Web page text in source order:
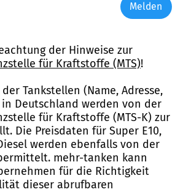
Melden
der Hinweise zur
für Kraftstoffe (MTS)!
Tankstellen (Name, Adresse,
Deutschland werden von der
für Kraftstoffe (MTS-K) zur
Die Preisdaten für Super E10,
werden ebenfalls von der
mehr-tanken kann
für die Richtigkeit
dieser abrufbaren